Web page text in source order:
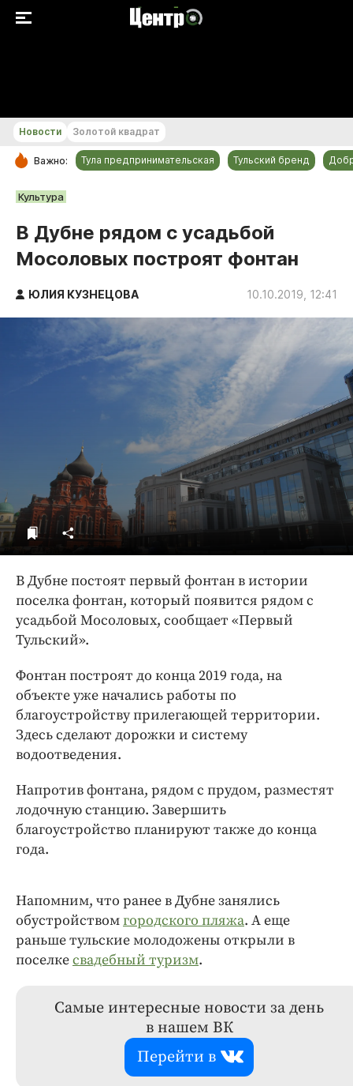
РУБРИКИ
Общество
Культура
Происшествия
Спорт
Тульский бренд
Тула предпринимательская
ДоброЦентр
Голодный шпион
Новости Золотой квадрат
Важно: Тула предпринимательская Тульский бренд
Культура
В Дубне рядом с усадьбой
Мосоловых построят фонтан
ЮЛИЯ КУЗНЕЦОВА 10.10.2019, 12:41
В Дубне постоят первый фонтан в истории
поселка фонтан, который появится рядом с
усадьбой Мосоловых, сообщает «Первый
Тульский».
Фонтан построят до конца 2019 года, на
объекте уже начались работы по
благоустройству прилегающей территории.
Здесь сделают дорожки и систему
водоотведения.
Напротив фонтана, рядом с прудом, разместят
лодочную станцию. Завершить
благоустройство планируют также до конца
года.
Напомним, что ранее в Дубне занялись
обустройствомгородского пляжа. А еще
раньше тульские молодожены открыли в
поселкесвадебный туризм.
Самые интересные новости за день
в нашем ВК
Перейти в